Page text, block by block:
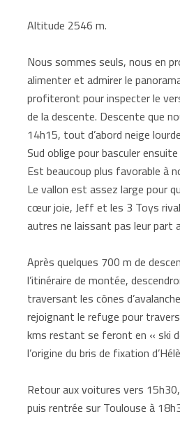
Altitude 2546 m.
Nous sommes seuls, nous en
alimenter et admirer le
profiteront pour inspecter le
de la descente. Descente que
14h15, tout d’abord neige
Sud oblige pour basculer
Est beaucoup plus favorable à
Le vallon est assez large pour
cœur joie, Jeff et les 3 Toys
autres ne laissant pas leur part
Après quelques 700 m de
l’itinéraire de montée,
traversant les cônes
rejoignant le refuge pour
kms restant se feront en « ski
l’origine du bris de fixation
Retour aux voitures vers
puis rentrée sur Toulouse à